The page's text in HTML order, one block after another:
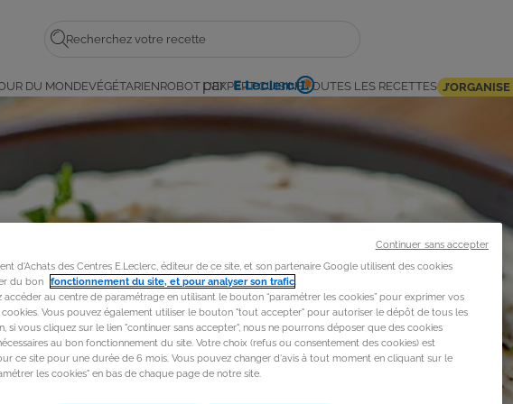
Rechercher
par
E.
Leclerc
DU MONDEVÉGÉTARIENROBOT L'EXPERT CUISINETOUTES LES RECETTES
d'Achats des Centres E.Leclerc, éditeur de ce site, et son partenaire Google utilisent des cookies
du bon fonctionnement du site, et pour analyser son trafic.
accéder au centre de paramétrage en utilisant le bouton “paramétrer les cookies” pour exprimer vos
cookies. Vous pouvez également utiliser le bouton "tout accepter" pour autoriser le dépôt de tous les
si vous cliquez sur le lien "continuer sans accepter", nous ne pourrons déposer que des cookies
au bon fonctionnement du site. Votre choix (refus ou consentement des cookies) est
ce site pour une durée de 6 mois. Vous pouvez changer d'avis à tout moment en cliquant sur le
les cookies" en bas de chaque page de notre site.
Continuer sans accepter